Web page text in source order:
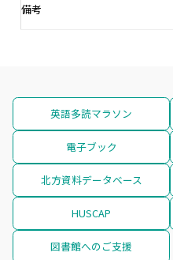
備考
英語多読マラソン
電子ブック
北方資料データベース
HUSCAP
図書館へのご支援